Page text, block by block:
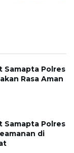
Samapta Polres
Rasa Aman
Samapta Polres
di